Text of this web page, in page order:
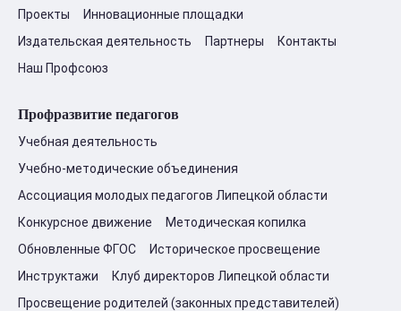
Проекты
Инновационные площадки
Издательская деятельность
Партнеры
Контакты
Наш Профсоюз
Профразвитие педагогов
Учебная деятельность
Учебно-методические объединения
Ассоциация молодых педагогов Липецкой области
Конкурсное движение
Методическая копилка
Обновленные ФГОС
Историческое просвещение
Инструктажи
Клуб директоров Липецкой области
Просвещение родителей (законных представителей)